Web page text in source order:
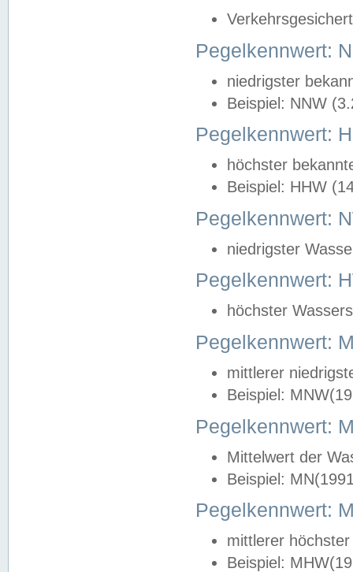
Pegelkennwert:
niedrigster
Beispiel: NNW
Pegelkennwert:
höchster
Beispiel: HHW
Pegelkennwert:
niedrigster
Pegelkennwert:
höchster
Pegelkennwert:
mittlerer
Beispiel:
Pegelkennwert:
Mittelwert der
Beispiel:
Pegelkennwert:
mittlerer
Beispiel: